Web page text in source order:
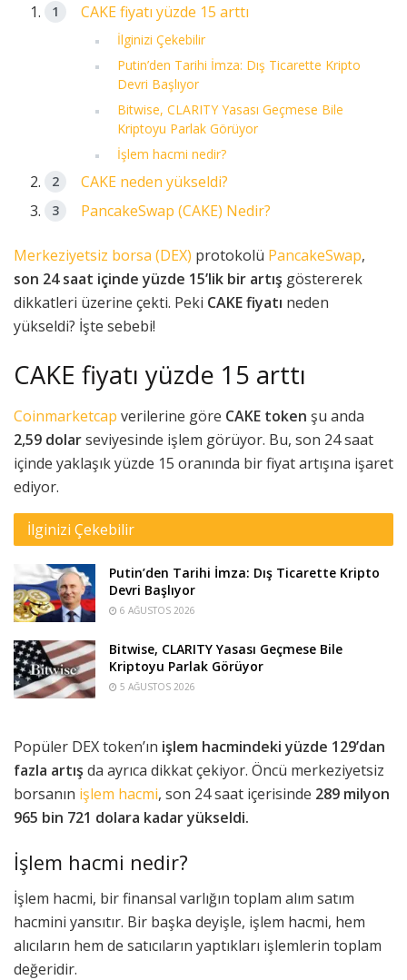
CAKE fiyatı yüzde 15 arttı
İlginizi Çekebilir
Putin’den Tarihi İmza: Dış Ticarette Kripto
Devri Başlıyor
Bitwise, CLARITY Yasası Geçmese Bile
Kriptoyu Parlak Görüyor
İşlem hacmi nedir?
CAKE neden yükseldi?
PancakeSwap (CAKE) Nedir?
Merkeziyetsiz borsa (DEX) protokolü PancakeSwap,
son 24 saat içinde yüzde 15’lik bir artış göstererek
dikkatleri üzerine çekti. Peki CAKE fiyatı neden
yükseldi? İşte sebebi!
CAKE fiyatı yüzde 15 arttı
Coinmarketcap verilerine göre CAKE token şu anda
2,59 dolarseviyesinde işlem görüyor. Bu, son 24 saat
içinde yaklaşık yüzde 15 oranında bir fiyat artışına işaret
ediyor.
İlginizi Çekebilir
Putin’den Tarihi İmza: Dış Ticarette Kripto
Devri Başlıyor
6 AĞUSTOS 2026
Bitwise, CLARITY Yasası Geçmese Bile
Kriptoyu Parlak Görüyor
5 AĞUSTOS 2026
Popüler DEX token’ın işlem hacmindeki yüzde 129’dan
fazla artış da ayrıca dikkat çekiyor. Öncü merkeziyetsiz
borsanın işlem hacmi, son 24 saat içerisinde 289 milyon
965 bin 721 dolara kadar yükseldi.
İşlem hacmi nedir?
İşlem hacmi, bir finansal varlığın toplam alım satım
hacmini yansıtır. Bir başka deyişle, işlem hacmi, hem
alıcıların hem de satıcıların yaptıkları işlemlerin toplam
değeridir.